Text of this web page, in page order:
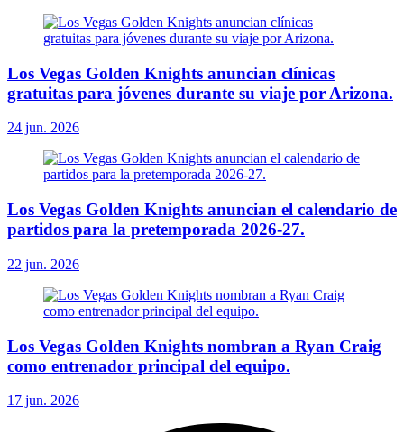
Los Vegas Golden Knights anuncian clínicas
gratuitas para jóvenes durante su viaje por Arizona.
24 jun. 2026
Los Vegas Golden Knights anuncian el calendario de
partidos para la pretemporada 2026-27.
22 jun. 2026
Los Vegas Golden Knights nombran a Ryan Craig
como entrenador principal del equipo.
17 jun. 2026